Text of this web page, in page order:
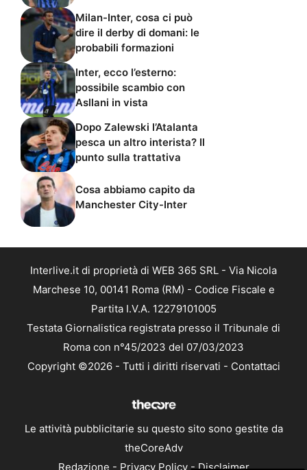
Milan-Inter, cosa ci può
dire il derby di domani: le
probabili formazioni
Inter, ecco l’esterno:
possibile scambio con
Asllani in vista
Dopo Zalewski l’Atalanta
pesca un altro interista? Il
punto sulla trattativa
Cosa abbiamo capito da
Manchester City-Inter
Interlive.it di proprietà di WEB 365 SRL - Via Nicola
Marchese 10, 00141 Roma (RM) - Codice Fiscale e
Partita I.V.A. 12279101005
Testata Giornalistica registrata presso il Tribunale di
Roma con n°45/2023 del 07/03/2023
Copyright ©2026 - Tutti i diritti riservati - Contattaci
Le attività pubblicitarie su questo sito sono gestite da
theCoreAdv
Redazione - Privacy Policy-Disclaimer